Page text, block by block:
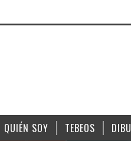
QUIÉN SOY TEBEOS